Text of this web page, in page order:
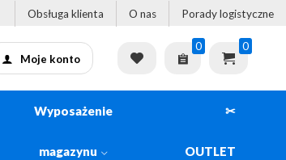
Obsługa klienta O nas Porady logistyczne
Moje konto
0 0
Wyposażenie
magazynu
✂
OUTLET